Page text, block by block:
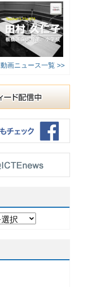
動画ニュース一覧 >>